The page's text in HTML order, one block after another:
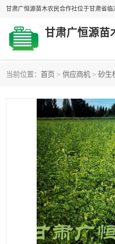
甘肃广恒源苗
当前位置： 首页 > 供应商机 > 砂生
圆冠榆
沙枣树
沙棘苗
砂生槐